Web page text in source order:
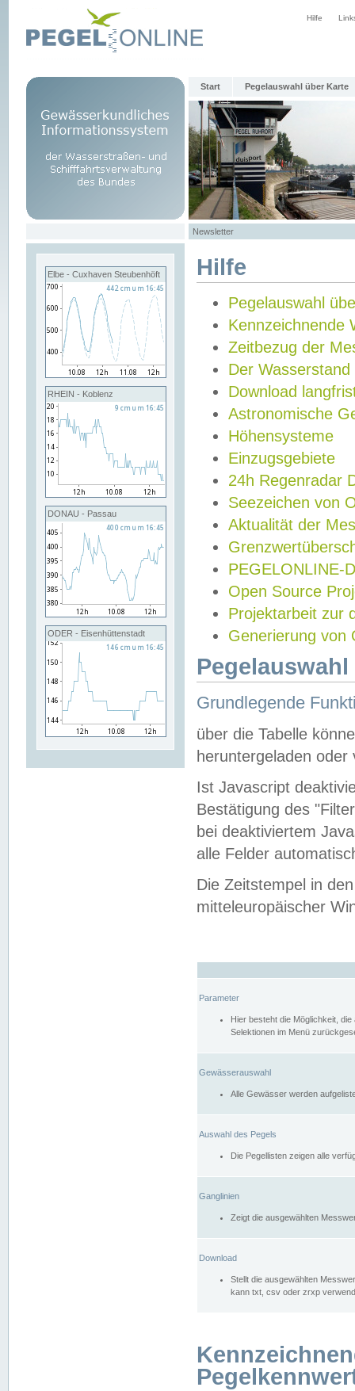
Hilfe
Start Pegelauswahl über Karte
Newsletter
Elbe - Cuxhaven Steubenhöft
RHEIN - Koblenz
DONAU - Passau
ODER - Eisenhüttenstadt
Hilfe
Pegelauswahl
Kennzeichnende
Zeitbezug der
Der Wasserstand
Download
Astronomische
Höhensysteme
Einzugsgebiete
24h Regenradar
Seezeichen von
Aktualität der
PEGELONLINE-
Open Source
Projektarbeit zur
Generierung von
Grundlegende
über die Tabelle
heruntergeladen oder
Ist Javascript
Bestätigung des
bei deaktiviertem
alle Felder
Die Zeitstempel in
mitteleuropäischer
Parameter
Hier besteht die Möglichkeit,
Selektionen im Menü
Gewässerauswahl
Alle Gewässer werden
Auswahl des Pegels
Die Pegellisten zeigen alle
Ganglinien
Zeigt die ausgewählten
Download
Stellt die ausgewählten
kann txt, csv oder zrxp